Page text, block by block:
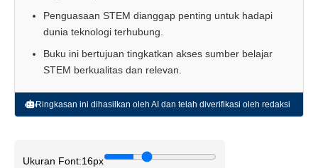
Penguasaan STEM dianggap penting untuk hadapi
dunia teknologi terhubung.
Buku ini bertujuan tingkatkan akses sumber belajar
STEM berkualitas dan relevan.
Ringkasan ini dihasilkan oleh AI dan telah diverifikasi oleh redaksi
Ukuran Font:16px